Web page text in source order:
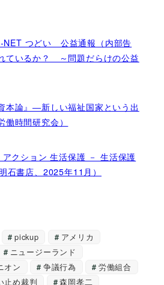
NET つどい 公益通報（内部告
ているか？ ～問題だらけの公益
本論』―新しい福祉国家という出
時間研究会）
クション 生活保護 － 生活保護
石書店、2025年11月）
pickup
アメリカ
ニュージーランド
オン
争議行為
労働組合
止め裁判
森岡孝二